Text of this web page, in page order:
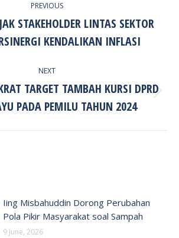
PREVIOUS
Previous
post:
STAKEHOLDER LINTAS SEKTOR
KENDALIKAN INFLASI
NEXT
Next
post:
TARGET TAMBAH KURSI DPRD
PADA PEMILU TAHUN 2024
Iing Misbahuddin Dorong Perubahan
Pola Pikir Masyarakat soal Sampah
9 June, 2026